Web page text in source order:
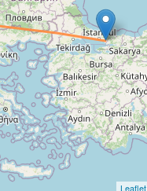
Leaflet